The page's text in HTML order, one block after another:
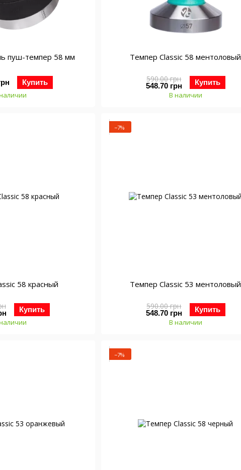
пуш-темпер 58 мм
Купить
Темпер Classic 58 ментоловый
590.00 грн
548.70 грн Купить
В наличии
58 красный
Купить
−7%
Темпер Classic 53 ментоловый
590.00 грн
548.70 грн Купить
В наличии
−7%